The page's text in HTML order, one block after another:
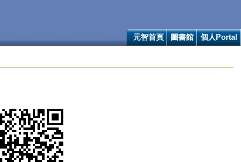
元智首頁 圖書館 個人Portal